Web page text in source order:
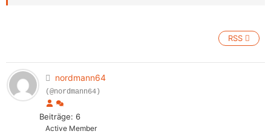
RSS
nordmann64
(@nordmann64)
Beiträge: 6
Active Member